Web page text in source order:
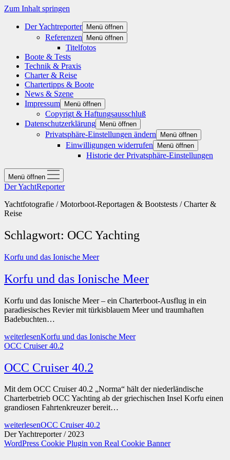
Zum Inhalt springen
Der Yachtreporter Menü öffnen
Referenzen Menü öffnen
Titelfotos
Boote & Tests
Technik & Praxis
Charter & Reise
Chartertipps & Boote
News & Szene
Impressum
Menü öffnen
Copyrigt & Haftungsausschluß
Datenschutzerklärung
Menü öffnen
Privatsphäre-Einstellungen ändern Menü öffnen
Einwilligungen widerrufen Menü öffnen
Historie der Privatsphäre-Einstellungen
Menü öffnen
Der YachtReporter
Yachtfotografie / Motorboot-Reportagen & Bootstests / Charter &
Reise
Schlagwort: OCC Yachting
Korfu und das Ionische Meer
Korfu und das Ionische Meer
Korfu und das Ionische Meer – ein Charterboot-Ausflug in ein
paradiesisches Revier mit türkisblauem Meer und traumhaften
Badebuchten…
weiterlesenKorfu und das Ionische Meer
OCC Cruiser 40.2
OCC Cruiser 40.2
Mit dem OCC Cruiser 40.2 „Norma“ hält der niederländische
Charterbetrieb OCC Yachting ab der griechischen Insel Korfu einen
grandiosen Fahrtenkreuzer bereit…
weiterlesenOCC Cruiser 40.2
Der Yachtreporter / 2023
WordPress Cookie Plugin von Real Cookie Banner